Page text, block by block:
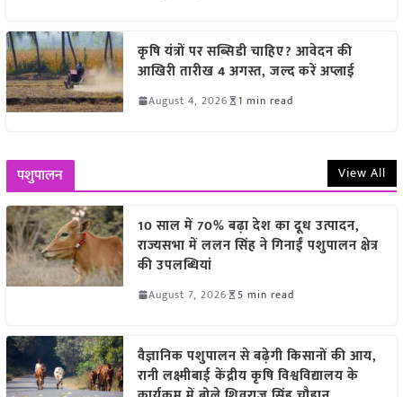
कृषि यंत्रों पर सब्सिडी चाहिए? आवेदन की
आखिरी तारीख 4 अगस्त, जल्द करें अप्लाई
August 4, 2026 1 min read
पशुपालन View All
10 साल में 70% बढ़ा देश का दूध उत्पादन,
राज्यसभा में ललन सिंह ने गिनाईं पशुपालन क्षेत्र
की उपलब्धियां
August 7, 2026 5 min read
वैज्ञानिक पशुपालन से बढ़ेगी किसानों की आय,
रानी लक्ष्मीबाई केंद्रीय कृषि विश्वविद्यालय के